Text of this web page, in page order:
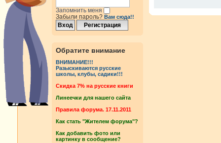
Запомнить меня
Забыли пароль? Вам сюда!!
Обратите внимание
ВНИМАНИЕ!!!
Разыскиваются русские
школы, клубы, садики!!!
Cкидка 7% на русские книги
Линеечки для нашего сайта
Правила форума. 17.11.2011
Как стать "Жителем форума"?
Как добавить фото или
картинку в сообщение?